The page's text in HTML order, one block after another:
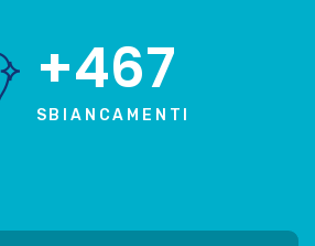
+467
SBIANCAMENTI